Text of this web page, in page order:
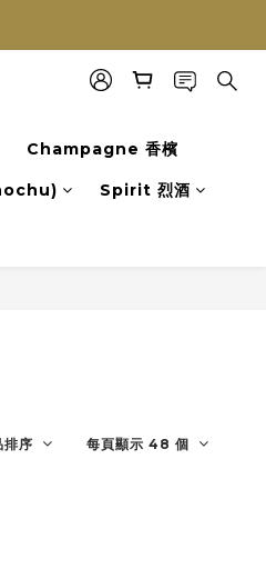
Champagne 香檳
Spirit 烈酒
排序 每頁顯示 48 個